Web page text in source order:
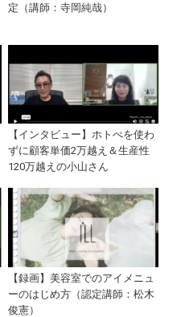
定（講師：寺岡純哉）
【インタビュー】ホトぺを使わ
ずに顧客単価2万越え＆生産性
120万越えの小山さん
【録画】美容室でのアイメニュ
ーのはじめ方（認定講師：松木
俊憲）